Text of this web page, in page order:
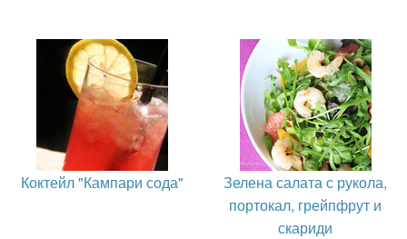
Коктейл "Кампари сода"
Зелена салата с рукола,
портокал, грейпфрут и
скариди